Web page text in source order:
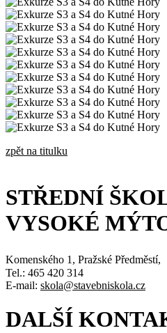
zpět na titulku
STŘEDNÍ
VYSOKÉ
Komenského 1, Pražské
Tel.: 465 420 314
E-mail: skola@stavebniskola.cz
DALŠÍ